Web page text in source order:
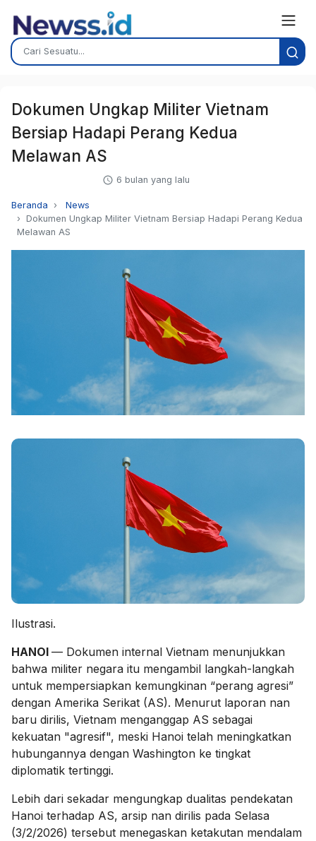
Dokumen Ungkap Militer Vietnam
Bersiap Hadapi Perang Kedua
Melawan AS
6 bulan yang lalu
Beranda
News
Dokumen Ungkap Militer Vietnam Bersiap Hadapi Perang Kedua
Melawan AS
Ilustrasi.
HANOI — Dokumen internal Vietnam menunjukkan
bahwa militer negara itu mengambil langkah-langkah
untuk mempersiapkan kemungkinan “perang agresi”
dengan Amerika Serikat (AS). Menurut laporan nan
baru dirilis, Vietnam menganggap AS sebagai
kekuatan "agresif", meski Hanoi telah meningkatkan
hubungannya dengan Washington ke tingkat
diplomatik tertinggi.
Lebih dari sekadar mengungkap dualitas pendekatan
Hanoi terhadap AS, arsip nan dirilis pada Selasa
(3/2/2026) tersebut menegaskan ketakutan mendalam